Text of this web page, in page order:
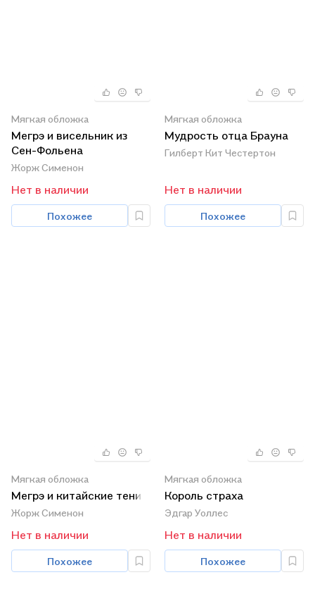
Мягкая обложка
Мегрэ и висельник из
Сен-Фольена
Жорж Сименон
Нет в наличии
Похожее
Мягкая обложка
Мудрость отца Брауна
Гилберт Кит Честертон
Нет в наличии
Похожее
Мягкая обложка
Мегрэ и китайские тени
Жорж Сименон
Нет в наличии
Похожее
Мягкая обложка
Король страха
Эдгар Уоллес
Нет в наличии
Похожее